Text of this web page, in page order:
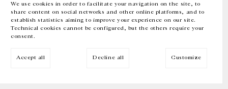
We use cookies in order to facilitate your navigation on the site, to
share content on social networks and other online platforms, and to
establish statistics aiming to improve your experience on our site.
Technical cookies cannot be configured, but the others require your
consent.
Accept all Decline all Customize
EN FR 中文 Facebook Instagram
Inscrivez-vous à notre newsletter